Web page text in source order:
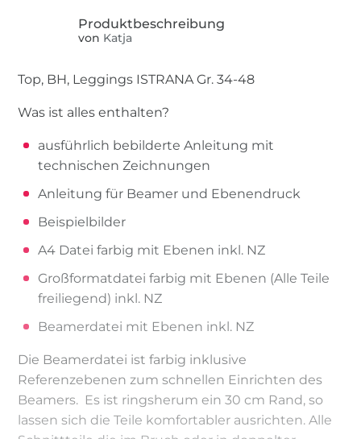
von Katja
Top, BH, Leggings ISTRANA Gr. 34-48
Was ist alles enthalten?
ausführlich bebilderte Anleitung mit
technischen Zeichnungen
Anleitung für Beamer und Ebenendruck
Beispielbilder
A4 Datei farbig mit Ebenen inkl. NZ
Großformatdatei farbig mit Ebenen (Alle Teile
freiliegend) inkl. NZ
Beamerdatei mit Ebenen inkl. NZ
Die Beamerdatei ist farbig inklusive
Referenzebenen zum schnellen Einrichten des
Beamers. Es ist ringsherum ein 30 cm Rand, so
lassen sich die Teile komfortabler ausrichten. Alle